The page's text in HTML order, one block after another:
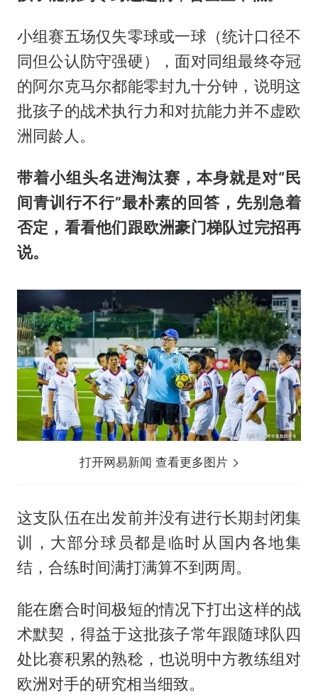
小组赛五场仅失零球或一球（统计口径不
同但公认防守强硬），面对同组最终夺冠
的阿尔克马尔都能零封九十分钟，说明这
批孩子的战术执行力和对抗能力并不虚欧
洲同龄人。
带着小组头名进淘汰赛，本身就是对“民
间青训行不行”最朴素的回答，先别急着
否定，看看他们跟欧洲豪门梯队过完招再
说。
打开网易新闻 查看更多图片
这支队伍在出发前并没有进行长期封闭集
训，大部分球员都是临时从国内各地集
结，合练时间满打满算不到两周。
能在磨合时间极短的情况下打出这样的战
术默契，得益于这批孩子常年跟随球队四
处比赛积累的熟稔，也说明中方教练组对
欧洲对手的研究相当细致。